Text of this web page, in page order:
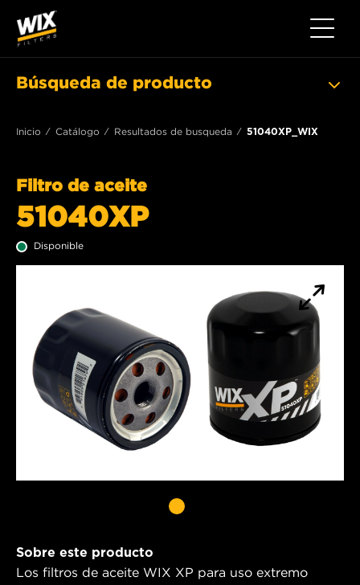
Toggle
Búsqueda de producto
Inicio Catálogo Resultados de busqueda 51040XP_WIX
Filtro de aceite
51040XP
Disponible
Sobre este producto
Los filtros de aceite WIX XP para uso extremo